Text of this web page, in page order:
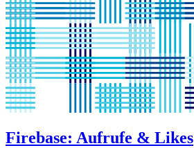
Firebase: Aufrufe & Likes